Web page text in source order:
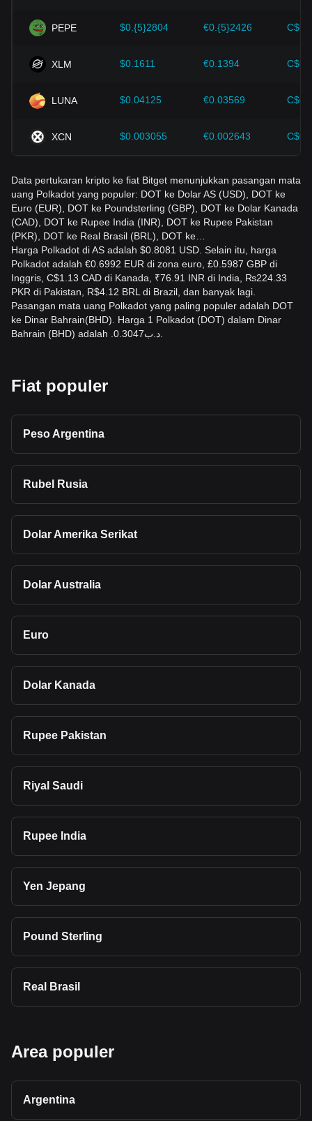
menyesuaikan strategi investasi mereka di pasar yang terus
berkembang.
PEPE $0.{5}2804 €0.{5}2426
XLM $0.1611 €0.1394
LUNA $0.04125 €0.03569
XCN $0.003055 €0.002643
Data pertukaran kripto ke fiat Bitget menunjukkan pasangan mata
uang Polkadot yang populer: DOT ke Dolar AS (USD), DOT ke
Euro (EUR), DOT ke Poundsterling (GBP), DOT ke Dolar Kanada
(CAD), DOT ke Rupee India (INR), DOT ke Rupee Pakistan
(PKR), DOT ke Real Brasil (BRL), DOT ke…
Harga Polkadot di AS adalah $0.8081 USD. Selain itu, harga
Polkadot adalah €0.6992 EUR di zona euro, £0.5987 GBP di
Inggris, C$1.13 CAD di Kanada, ₹76.91 INR di India, ₨224.33
PKR di Pakistan, R$4.12 BRL di Brazil, dan banyak lagi.
Pasangan mata uang Polkadot yang paling populer adalah DOT
ke Dinar Bahrain(BHD). Harga 1 Polkadot (DOT) dalam Dinar
Fiat populer
Peso Argentina
Rubel Rusia
Dolar Amerika Serikat
Dolar Australia
Euro
Dolar Kanada
Rupee Pakistan
Riyal Saudi
Rupee India
Yen Jepang
Pound Sterling
Real Brasil
Area populer
Argentina